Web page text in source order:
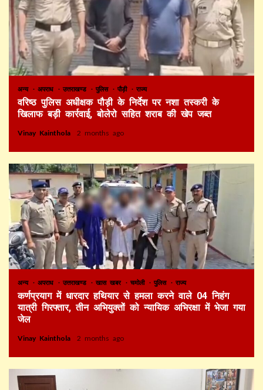
अन्य अपराध उत्तराखण्ड पुलिस पौड़ी राज्य
वरिष्ठ पुलिस अधीक्षक पौड़ी के निर्देश पर नशा तस्करी के
खिलाफ बड़ी कार्रवाई, बोलेरो सहित शराब की खेप जब्त
Vinay Kainthola 2 months ago
अन्य अपराध उत्तराखण्ड खास खबर चमोली पुलिस राज्य
कर्णप्रयाग में धारदार हथियार से हमला करने वाले 04 निहंग
यात्री गिरफ्तार, तीन अभियुक्तों को न्यायिक अभिरक्षा में भेजा गया
जेल
Vinay Kainthola 2 months ago